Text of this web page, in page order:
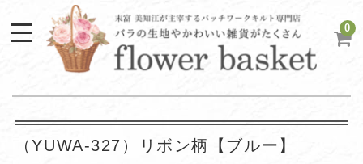
0
（YUWA-327）リボン柄【ブルー】